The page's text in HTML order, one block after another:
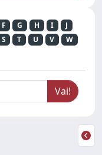
F G H I
J
S T U V
W